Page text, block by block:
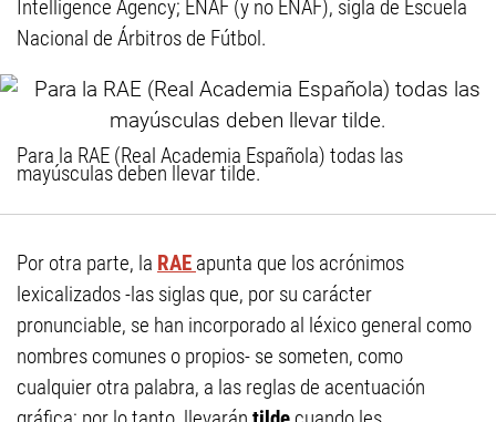
Intelligence Agency; ENAF (y no ‍ENÁF), sigla de Escuela
Nacional de Árbitros de Fútbol.
Para la RAE (Real Academia Española) todas las
mayúsculas deben llevar tilde.
Por otra parte, la RAE apunta que los acrónimos
lexicalizados -las siglas que, por su carácter
pronunciable, se han incorporado al léxico general como
nombres comunes o propios- se someten, como
cualquier otra palabra, a las reglas de acentuación